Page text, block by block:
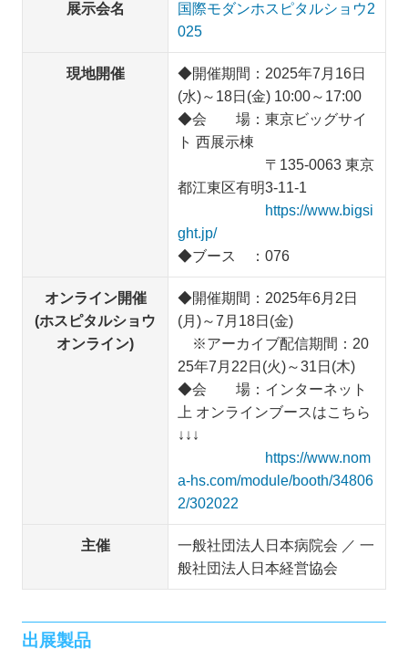
展示会名
国際モダンホスピタルショウ2
025
現地開催
◆開催期間：2025年7月16日
(水)～18日(金) 10:00～17:00
◆会 場：東京ビッグサイ
ト 西展示棟
〒135-0063 東京
都江東区有明3-11-1
https://www.bigsi
ght.jp/
◆ブース ：076
オンライン開催
(ホスピタルショウ
オンライン)
◆開催期間：2025年6月2日
(月)～7月18日(金)
※アーカイブ配信期間：20
25年7月22日(火)～31日(木)
◆会 場：インターネット
上 オンラインブースはこちら
↓↓↓
https://www.nom
a-hs.com/module/booth/34806
2/302022
主催
一般社団法人日本病院会 ／ 一
般社団法人日本経営協会
出展製品